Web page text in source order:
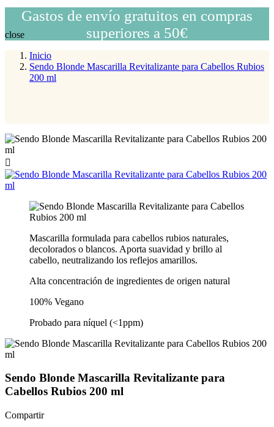
Gastos de envío gratuitos en compras
superiores a 50€
close
Inicio
Sendo Blonde Mascarilla Revitalizante para Cabellos Rubios
200 ml

Mascarilla formulada para cabellos rubios naturales,
decolorados o blancos. Aporta suavidad y brillo al
cabello, neutralizando los reflejos amarillos.
Alta concentración de ingredientes de origen natural
100% Vegano
Probado para níquel (<1ppm)
Sendo Blonde Mascarilla Revitalizante para
Cabellos Rubios 200 ml
Compartir